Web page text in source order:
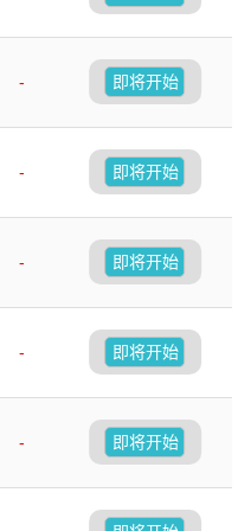
-
即将开始
-
即将开始
-
即将开始
-
即将开始
-
即将开始